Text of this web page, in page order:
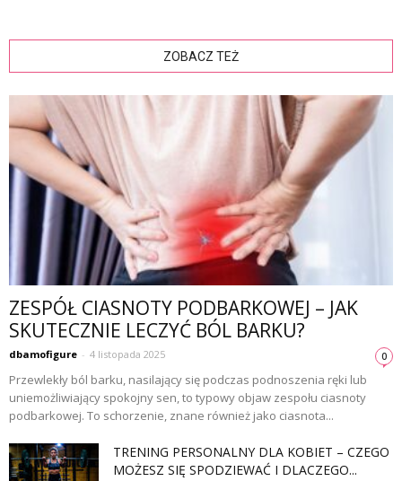
ZOBACZ TEŻ
ZESPÓŁ CIASNOTY PODBARKOWEJ – JAK
SKUTECZNIE LECZYĆ BÓL BARKU?
dbamofigure - 4 listopada 2025 0
Przewlekły ból barku, nasilający się podczas podnoszenia ręki lub
uniemożliwiający spokojny sen, to typowy objaw zespołu ciasnoty
podbarkowej. To schorzenie, znane również jako ciasnota...
TRENING PERSONALNY DLA KOBIET – CZEGO
MOŻESZ SIĘ SPODZIEWAĆ I DLACZEGO...